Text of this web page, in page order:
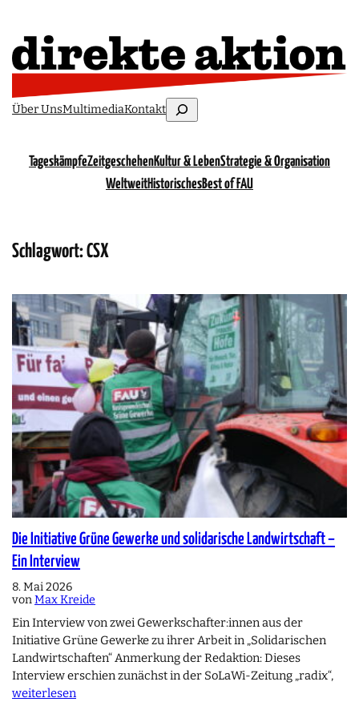
Über UnsMultimediaKontaktSuchen
TageskämpfeZeitgeschehenKultur & LebenStrategie & Organisation
WeltweitHistorischesBest of FAU
Schlagwort:CSX
Die Initiative Grüne Gewerke und solidarische Landwirtschaft –
Ein Interview
8. Mai 2026
vonMax Kreide
Ein Interview von zwei Gewerkschafter:innen aus der
Initiative Grüne Gewerke zu ihrer Arbeit in „Solidarischen
Landwirtschaften“ Anmerkung der Redaktion: Dieses
Interview erschien zunächst in der SoLaWi-Zeitung „radix“,
weiterlesen